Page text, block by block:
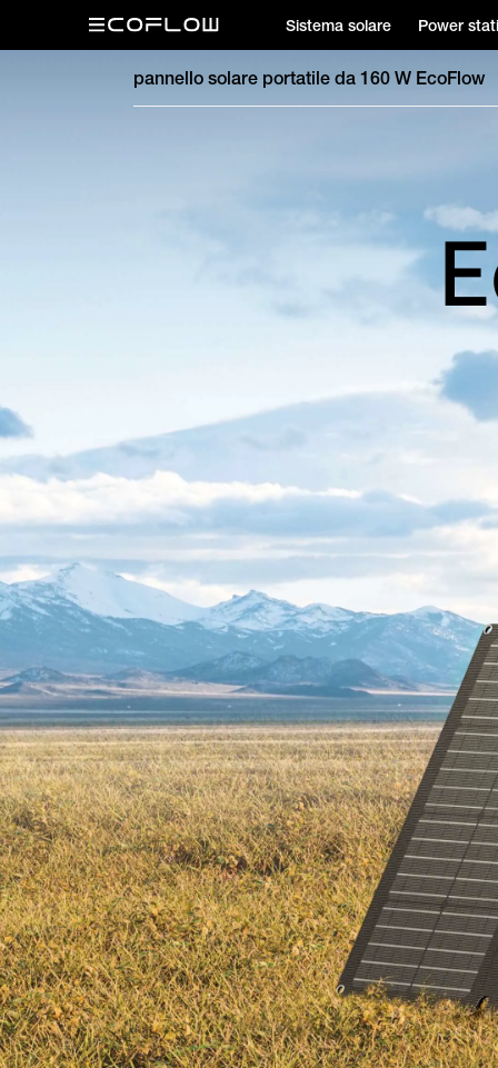
Sistema solare Power
pannello solare portatile da 160 W EcoFlow